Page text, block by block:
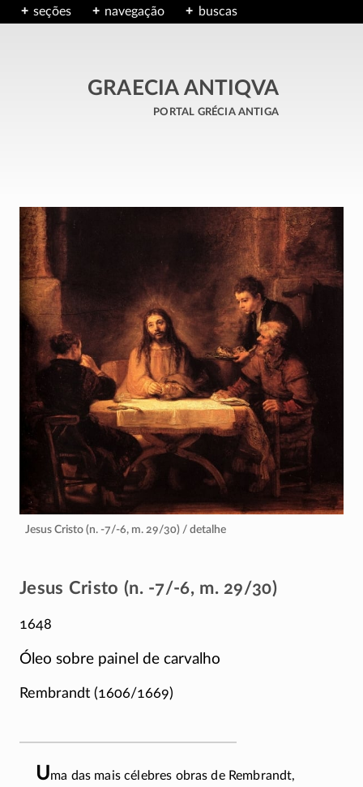
seções navegação buscas
GRAECIA ANTIQVA
portal grécia antiga
Jesus Cristo (n. -7/-6, m. 29/30) / detalhe
Jesus Cristo (n. -7/-6, m. 29/30)
1648
Óleo sobre painel de carvalho
Rembrandt (1606/1669)
Uma das mais célebres obras de Rembrandt,